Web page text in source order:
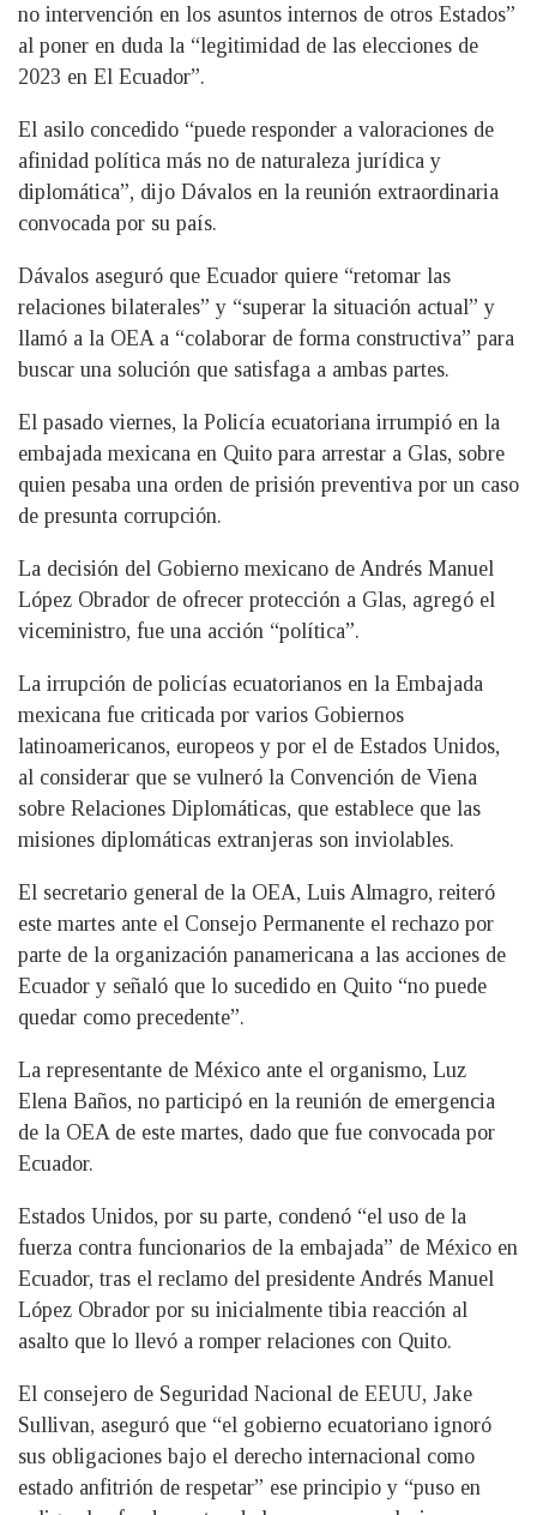
no intervención en los asuntos internos de otros Estados”
al poner en duda la “legitimidad de las elecciones de
2023 en El Ecuador”.
El asilo concedido “puede responder a valoraciones de
afinidad política más no de naturaleza jurídica y
diplomática”, dijo Dávalos en la reunión extraordinaria
convocada por su país.
Dávalos aseguró que Ecuador quiere “retomar las
relaciones bilaterales” y “superar la situación actual” y
llamó a la OEA a “colaborar de forma constructiva” para
buscar una solución que satisfaga a ambas partes.
El pasado viernes, la Policía ecuatoriana irrumpió en la
embajada mexicana en Quito para arrestar a Glas, sobre
quien pesaba una orden de prisión preventiva por un caso
de presunta corrupción.
La decisión del Gobierno mexicano de Andrés Manuel
López Obrador de ofrecer protección a Glas, agregó el
viceministro, fue una acción “política”.
La irrupción de policías ecuatorianos en la Embajada
mexicana fue criticada por varios Gobiernos
latinoamericanos, europeos y por el de Estados Unidos,
al considerar que se vulneró la Convención de Viena
sobre Relaciones Diplomáticas, que establece que las
misiones diplomáticas extranjeras son inviolables.
El secretario general de la OEA, Luis Almagro, reiteró
este martes ante el Consejo Permanente el rechazo por
parte de la organización panamericana a las acciones de
Ecuador y señaló que lo sucedido en Quito “no puede
quedar como precedente”.
La representante de México ante el organismo, Luz
Elena Baños, no participó en la reunión de emergencia
de la OEA de este martes, dado que fue convocada por
Ecuador.
Estados Unidos, por su parte, condenó “el uso de la
fuerza contra funcionarios de la embajada” de México en
Ecuador, tras el reclamo del presidente Andrés Manuel
López Obrador por su inicialmente tibia reacción al
asalto que lo llevó a romper relaciones con Quito.
El consejero de Seguridad Nacional de EEUU, Jake
Sullivan, aseguró que “el gobierno ecuatoriano ignoró
sus obligaciones bajo el derecho internacional como
estado anfitrión de respetar” ese principio y “puso en